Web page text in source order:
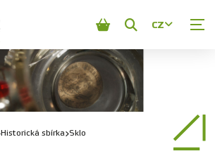
Zobrazit
vyhledávání
CZ
Historická sbírka Sklo